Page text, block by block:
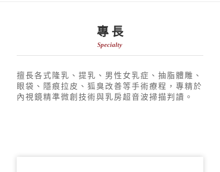
專 長
Specialty
擅長各式隆乳、提乳、男性女乳症、抽脂體雕、
眼袋、隱痕拉皮、狐臭改善等手術療程， 專精於
內視鏡精準微創技術與乳房超音波掃描判讀。